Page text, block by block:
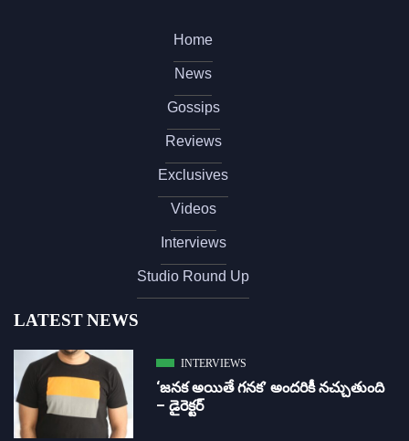
Home
News
Gossips
Reviews
Exclusives
Videos
Interviews
Studio Round Up
LATEST NEWS
INTERVIEWS
‘జ‌న‌క అయితే గ‌న‌క‌’ అందరికీ నచ్చుతుంది
– డైరెక్ట‌ర్